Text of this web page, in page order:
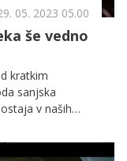
05. 2023 05.00
še vedno
kratkim
sanjska
v naših